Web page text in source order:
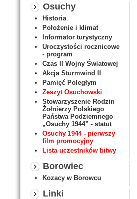
Osuchy
Historia
Położenie i klimat
Informator turystyczny
Uroczystości rocznicowe
- program
Czas II Wojny Światowej
Akcja Sturmwind II
Pamięć Poległym
Zeszyt Osuchowski
Stowarzyszenie Rodzin
Żołnierzy Polskiego
Państwa Podziemnego
„Osuchy 1944” - statut
Osuchy 1944 - pierwszy
film promocyjny
Lista uczestników bitwy
Borowiec
Kozacy w Borowcu
Linki